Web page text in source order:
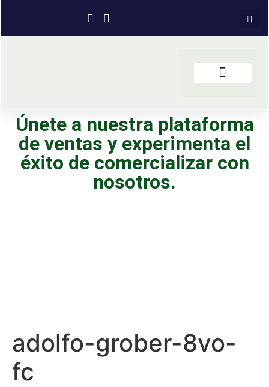
Únete a nuestra plataforma
de ventas y experimenta el
éxito de comercializar con
nosotros.
adolfo-grober-8vo-
fc